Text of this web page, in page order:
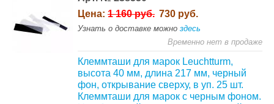
Цена: 1 160 руб. 730 руб.
Узнать о доставке можно здесь
Временно нет в продаже
Клеммташи для марок Leuchtturm,
высота 40 мм, длина 217 мм, черный
фон, открывание сверху, в уп. 25 шт.
Клеммташи для марок с черным фоном.